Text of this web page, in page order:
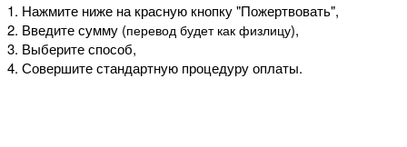
1. Нажмите ниже на красную кнопку "Пожертвовать",
2. Введите сумму (перевод будет как физлицу),
3. Выберите способ,
4. Совершите стандартную процедуру оплаты.